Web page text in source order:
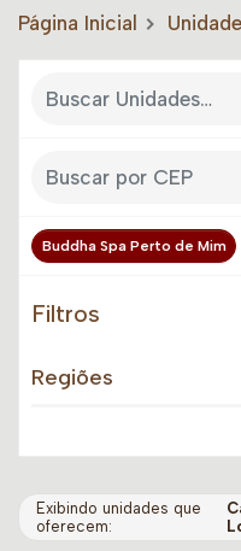
Página Inicial
Buddha Spa Perto de Mim
Filtros
Regiões
Exibindo unidades que
oferecem: